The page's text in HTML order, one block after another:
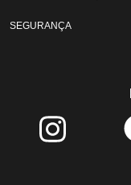
SEGURANÇA